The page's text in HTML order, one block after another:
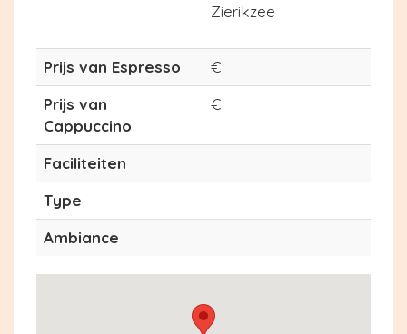
Zierikzee
Prijs van Espresso
€
Prijs van
Cappuccino
€
Faciliteiten
Type
Ambiance